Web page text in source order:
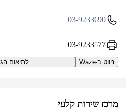
03-9233690
03-9233577
ניווט ב-Waze לתיאום הגעה
מרכז שירות קלעי